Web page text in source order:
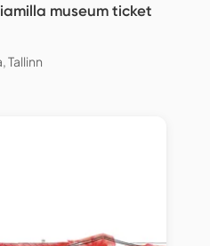
museum ticket
Tallinn